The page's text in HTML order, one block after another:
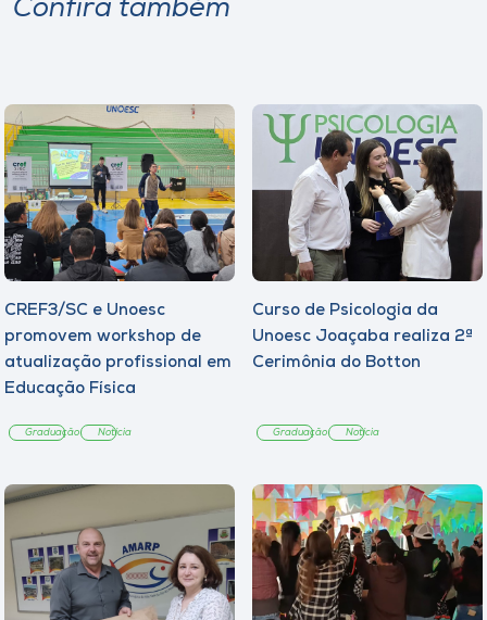
Confira também
CREF3/SC e Unoesc
promovem workshop de
atualização profissional em
Educação Física
Graduação Notícia
Curso de Psicologia da
Unoesc Joaçaba realiza 2ª
Cerimônia do Botton
Graduação Notícia